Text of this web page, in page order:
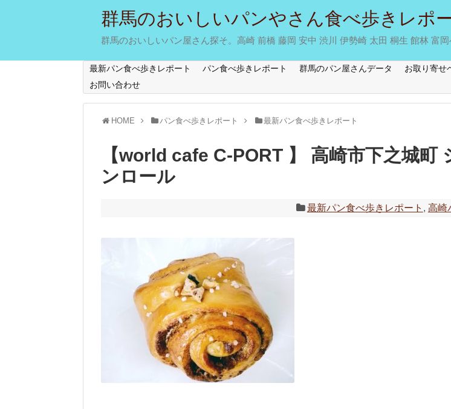
群馬のおいしいパンやさん食べ歩きレポ
群馬のおいしいパン屋さん探そ。高崎 前橋 藤岡 安中 渋川 伊勢崎 太田 桐生 館林 富
最新パン食べ歩きレポート パン食べ歩きレポート 群馬のパン屋さんデータ お取り寄せ
お問い合わせ
HOME パン食べ歩きレポート 最新パン食べ歩きレポート
【world cafe C-PORT 】 高崎市下之城町
ンロール
最新パン食べ歩きレポート , 高崎